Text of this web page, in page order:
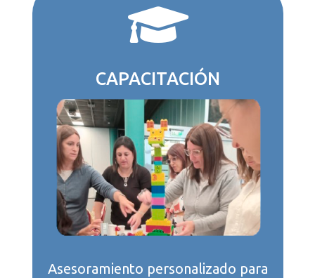

CAPACITACIÓN
Asesoramiento personalizado para